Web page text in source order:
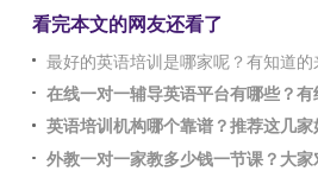
看完本文的网友还看了
最好的英语培训是哪家呢？有知道的
在线一对一辅导英语平台有哪些？
英语培训机构哪个靠谱？推荐这几
外教一对一家教多少钱一节课？大